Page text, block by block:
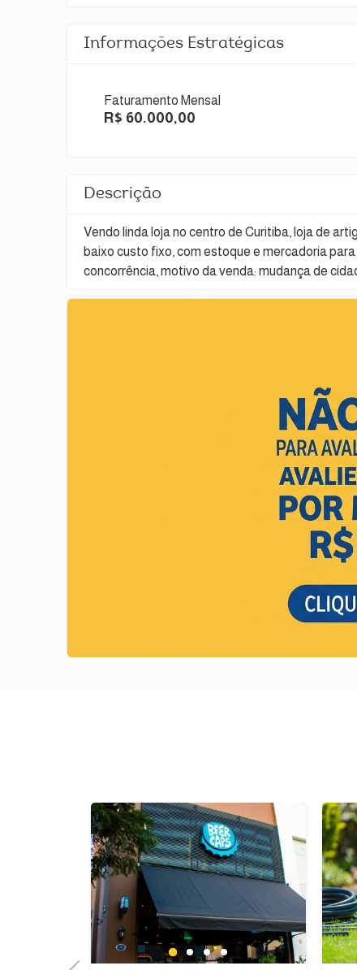
Informações Estratégicas
Faturamento Mensal
R$ 60.000,00
Descrição
Vendo linda loja no centro de Curitiba, loja de
baixo custo fixo, com estoque e mercadoria
concorrência, motivo da venda: mudança de
Next
Previous Next
1 2 3 4